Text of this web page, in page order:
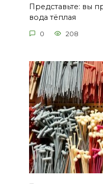
Представьте: вы
вода тёплая
0 208